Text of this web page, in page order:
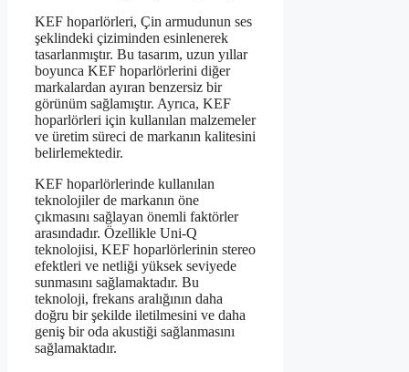
KEF hoparlörleri, Çin armudunun ses
şeklindeki çiziminden esinlenerek
tasarlanmıştır. Bu tasarım, uzun yıllar
boyunca KEF hoparlörlerini diğer
markalardan ayıran benzersiz bir
görünüm sağlamıştır. Ayrıca, KEF
hoparlörleri için kullanılan malzemeler
ve üretim süreci de markanın kalitesini
belirlemektedir.
KEF hoparlörlerinde kullanılan
teknolojiler de markanın öne
çıkmasını sağlayan önemli faktörler
arasındadır. Özellikle Uni-Q
teknolojisi, KEF hoparlörlerinin stereo
efektleri ve netliği yüksek seviyede
sunmasını sağlamaktadır. Bu
teknoloji, frekans aralığının daha
doğru bir şekilde iletilmesini ve daha
geniş bir oda akustiği sağlanmasını
sağlamaktadır.